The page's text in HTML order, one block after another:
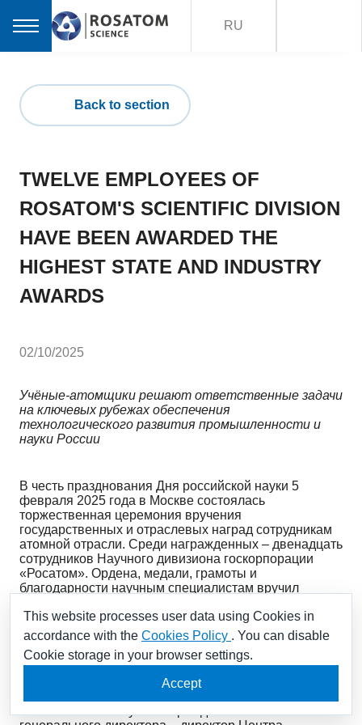
RU
Back to section
TWELVE EMPLOYEES OF
ROSATOM'S SCIENTIFIC DIVISION
HAVE BEEN AWARDED THE
HIGHEST STATE AND INDUSTRY
AWARDS
02/10/2025
Учёные-атомщики решают ответственные задачи
на ключевых рубежах обеспечения
технологического развития промышленности и
науки России
В честь празднования Дня российской науки 5
февраля 2025 года в Москве состоялась
торжественная церемония вручения
государственных и отраслевых наград сотрудникам
атомной отрасли. Среди награжденных – двенадцать
сотрудников Научного дивизиона госкорпорации
«Росатом». Ордена, медали, грамоты и
благодарности научным специалистам вручил
Указом Президента Российской Федерации:
This website processes user data using Cookies in
accordance with the Cookies Policy . You can disable
Cookie storage in your browser settings.
Accept